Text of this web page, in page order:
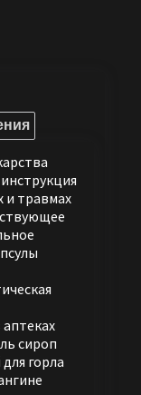
и травмах
сироп
горла